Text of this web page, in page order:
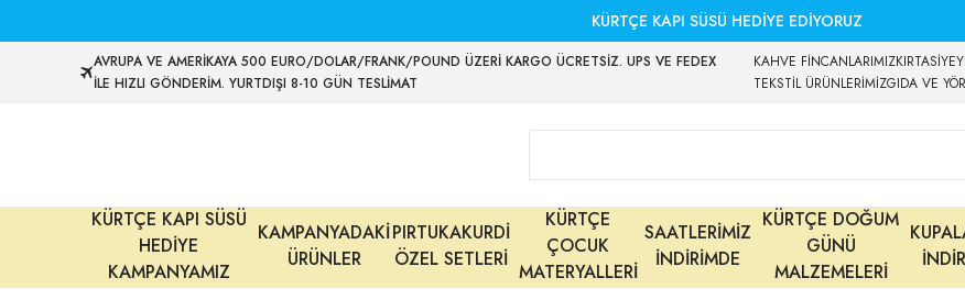
KÜRTÇE KAPI SÜSÜ HEDİYE EDİYORUZ
AVRUPA VE AMERİKAYA 500 EURO/DOLAR/FRANK/POUND ÜZERİ KARGO ÜCRETSİZ. UPS VE FEDEX
İLE HIZLI GÖNDERİM. YURTDIŞI 8-10 GÜN TESLİMAT
KAHVE FİNCANLARIMIZKIRTASİYE
TEKSTİL ÜRÜNLERİMİZGIDA VE
KÜRTÇE KAPI SÜSÜ
HEDİYE
KAMPANYAMIZ
KAMPANYADAKİ
ÜRÜNLER
PIRTUKAKURDİ
ÖZEL SETLERİ
KÜRTÇE
ÇOCUK
MATERYALLERİ
SAATLERİMİZ
İNDİRİMDE
KÜRTÇE DOĞUM
GÜNÜ
MALZEMELERİ